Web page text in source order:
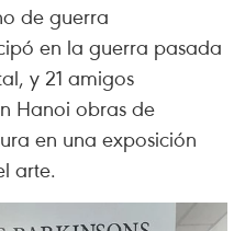
de guerra
en la guerra pasada
y 21 amigos
Hanoi obras de
en una exposición
arte.